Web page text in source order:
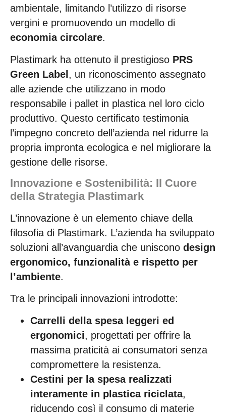
ambientale, limitando l’utilizzo di risorse
vergini e promuovendo un modello di
economia circolare.
Plastimark ha ottenuto il prestigioso PRS
Green Label, un riconoscimento assegnato
alle aziende che utilizzano in modo
responsabile i pallet in plastica nel loro ciclo
produttivo. Questo certificato testimonia
l’impegno concreto dell’azienda nel ridurre la
propria impronta ecologica e nel migliorare la
gestione delle risorse.
Innovazione e Sostenibilità: Il Cuore
della Strategia Plastimark
L’innovazione è un elemento chiave della
filosofia di Plastimark. L’azienda ha sviluppato
soluzioni all’avanguardia che uniscono design
ergonomico, funzionalità e rispetto per
l’ambiente.
Tra le principali innovazioni introdotte:
Carrelli della spesa leggeri ed
ergonomici, progettati per offrire la
massima praticità ai consumatori senza
compromettere la resistenza.
Cestini per la spesa realizzati
interamente in plastica riciclata,
riducendo così il consumo di materie